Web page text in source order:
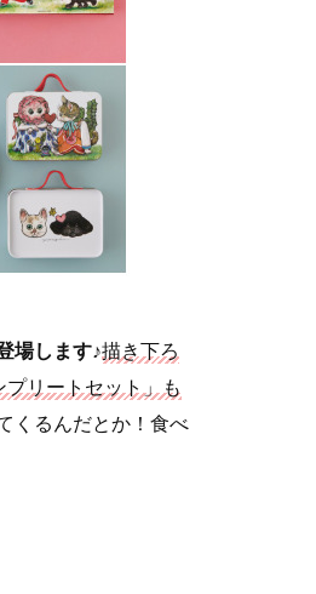
場します♪描き下ろ
リートセット」も
くるんだとか！食べ